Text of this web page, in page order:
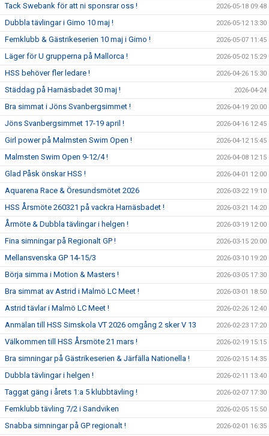
Tack Swebank för att ni sponsrar oss ! 2026-05-18 09:48
Dubbla tävlingar i Gimo 10 maj ! 2026-05-12 13:30
Femklubb & Gästrikeserien 10 maj i Gimo ! 2026-05-07 11:45
Läger för U grupperna på Mallorca ! 2026-05-02 15:29
HSS behöver fler ledare ! 2026-04-26 15:30
Städdag på Harnäsbadet 30 maj ! 2026-04-24
Bra simmat i Jöns Svanbergsimmet ! 2026-04-19 20:00
Jöns Svanbergsimmet 17-19 april ! 2026-04-16 12:45
Girl power på Malmsten Swim Open ! 2026-04-12 15:45
Malmsten Swim Open 9-12/4 ! 2026-04-08 12:15
Glad Påsk önskar HSS ! 2026-04-01 12:00
Aquarena Race & Öresundsmötet 2026 2026-03-22 19:10
HSS Årsmöte 260321 på vackra Harnäsbadet ! 2026-03-21 14:20
Årmöte & Dubbla tävlingar i helgen ! 2026-03-19 12:00
Fina simningar på Regionalt GP ! 2026-03-15 20:00
Mellansvenska GP 14-15/3 2026-03-10 19:20
Börja simma i Motion & Masters ! 2026-03-05 17:30
Bra simmat av Astrid i Malmö LC Meet ! 2026-03-01 18:50
Astrid tävlar i Malmö LC Meet ! 2026-02-26 12:40
Anmälan till HSS Simskola VT 2026 omgång 2 sker V 13 2026-02-23 17:20
Välkommen till HSS Årsmöte 21 mars ! 2026-02-19 15:15
Bra simningar på Gästrikeserien & Järfälla Nationella ! 2026-02-15 14:35
Dubbla tävlingar i helgen ! 2026-02-11 13:40
Taggat gäng i årets 1:a 5 klubbtävling ! 2026-02-07 17:30
Femklubb tävling 7/2 i Sandviken 2026-02-05 15:50
Snabba simningar på GP regionalt ! 2026-02-01 16:35